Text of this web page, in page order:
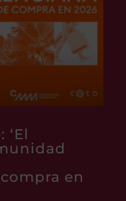
en